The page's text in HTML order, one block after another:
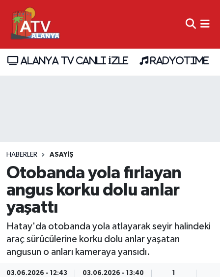
ALANYA TV CANLI İZLE RADYOTIME
HABERLER ASAYİŞ
Otobanda yola fırlayan
angus korku dolu anlar
yaşattı
Hatay'da otobanda yola atlayarak seyir halindeki
araç sürücülerine korku dolu anlar yaşatan
angusun o anları kameraya yansıdı.
03.06.2026 - 12:43 03.06.2026 - 13:40 1